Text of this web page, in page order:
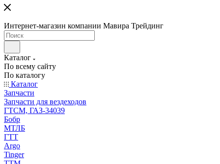
Интернет-магазин компании Мавира Трейдинг
Каталог
По всему сайту
По каталогу
Каталог
Запчасти
Запчасти для вездеходов
ГТСМ, ГАЗ-34039
Бобр
МТЛБ
ГТТ
Argo
Tinger